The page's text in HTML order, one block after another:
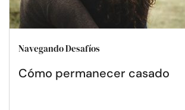
Navegando Desafíos
Cómo permanecer casado